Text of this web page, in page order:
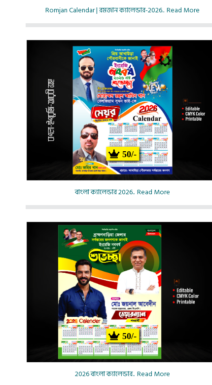
Romjan Calendar | রমজান ক্যালেন্ডার-2026.. Read More
50/-
বাংলা ক্যালেন্ডার 2026.. Read More
50/-
2026 বাংলা ক্যালেন্ডার.. Read More